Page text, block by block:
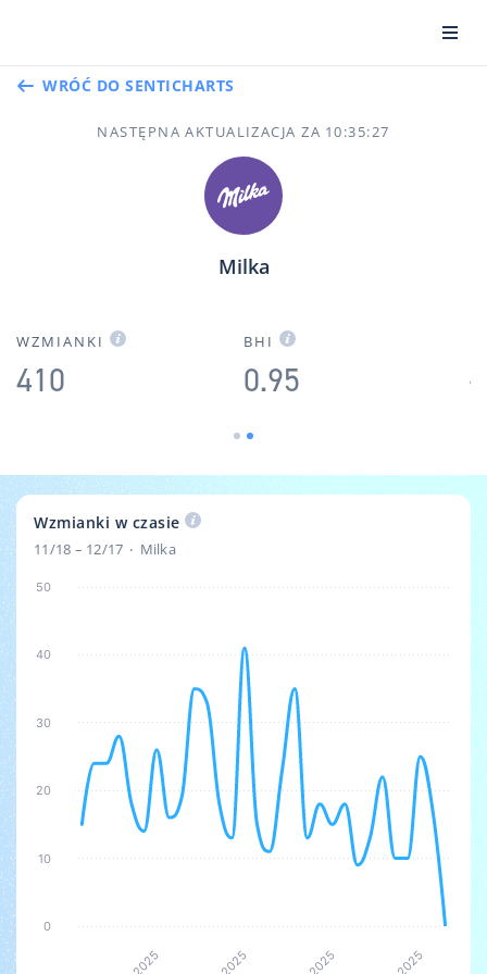
WRÓĆ DO SENTICHARTS
NASTĘPNA AKTUALIZACJA ZA 10:35:26
Milka
WZMIANKI
410
BHI
0.95
Wzmianki w czasie
11/18 – 12/17 Milka
0
10
20
30
40
50